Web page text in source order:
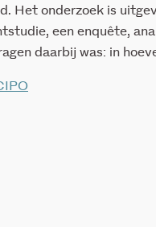
Het onderzoek is
een enquête,
daarbij was: in